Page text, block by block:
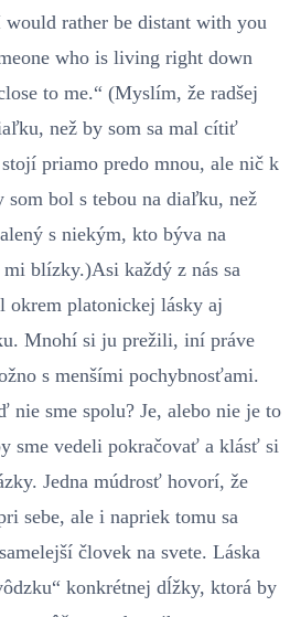
would rather be distant with you
who is living right down
to me.“ (Myslím, že radšej
než by som sa mal cítiť
priamo predo mnou, ale nič k
som bol s tebou na diaľku, než
s niekým, kto býva na
blízky.)Asi každý z nás sa
okrem platonickej lásky aj
Mnohí si ju prežili, iní práve
s menšími pochybnosťami.
nie sme spolu? Je, alebo nie je to
sme vedeli pokračovať a klásť si
Jedna múdrosť hovorí, že
sebe, ale i napriek tomu sa
človek na svete. Láska
konkrétnej dĺžky, ktorá by